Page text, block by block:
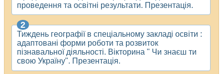
проведення та освітні результати. Презентація.
Тиждень географії в спеціальному закладі освіти :
адаптовані форми роботи та розвиток
пізнавальної діяльності. Вікторина " Чи знаєш ти
свою Україну". Презентація.